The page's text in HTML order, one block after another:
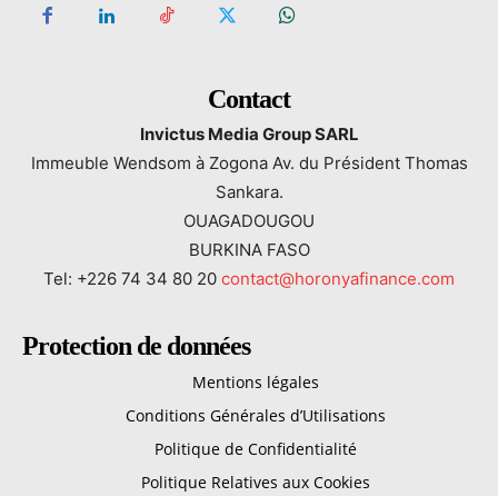
Contact
Invictus Media Group SARL
Immeuble Wendsom à Zogona Av. du Président Thomas
Sankara.
OUAGADOUGOU
BURKINA FASO
Tel: +226 74 34 80 20 contact@horonyafinance.com
Protection de données
Mentions légales
Conditions Générales d’Utilisations
Politique de Confidentialité
Politique Relatives aux Cookies